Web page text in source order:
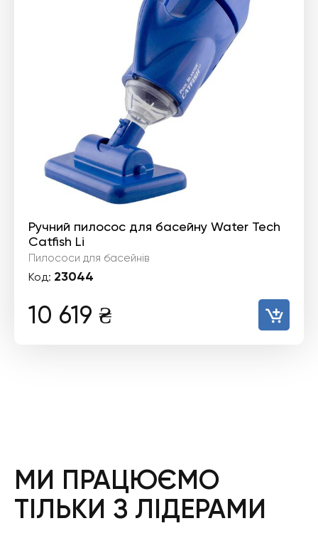
Ручний пилосос для басейну Water Tech
Catfish Li
Пилососи для басейнів
Код: 23044
10 619 ₴
МИ ПРАЦЮЄМО
ТІЛЬКИ З ЛІДЕРАМИ